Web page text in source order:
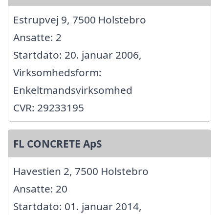
Estrupvej 9, 7500 Holstebro
Ansatte: 2
Startdato: 20. januar 2006,
Virksomhedsform:
Enkeltmandsvirksomhed
CVR: 29233195
FL CONCRETE ApS
Havestien 2, 7500 Holstebro
Ansatte: 20
Startdato: 01. januar 2014,